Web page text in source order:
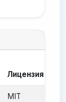
Лицензия
MIT